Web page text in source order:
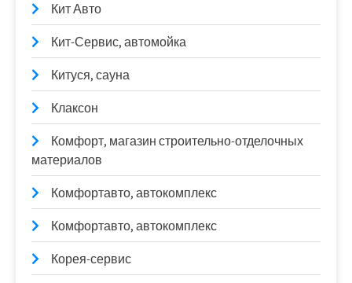
Кит Авто
Кит-Сервис, автомойка
Китуся, сауна
Клаксон
Комфорт, магазин строительно-отделочных
материалов
Комфортавто, автокомплекс
Комфортавто, автокомплекс
Корея-сервис